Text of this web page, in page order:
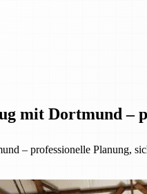
mit Dortmund –
– professionelle Planung,